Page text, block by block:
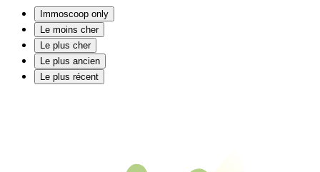
Immoscoop only
Le moins cher
Le plus cher
Le plus ancien
Le plus récent